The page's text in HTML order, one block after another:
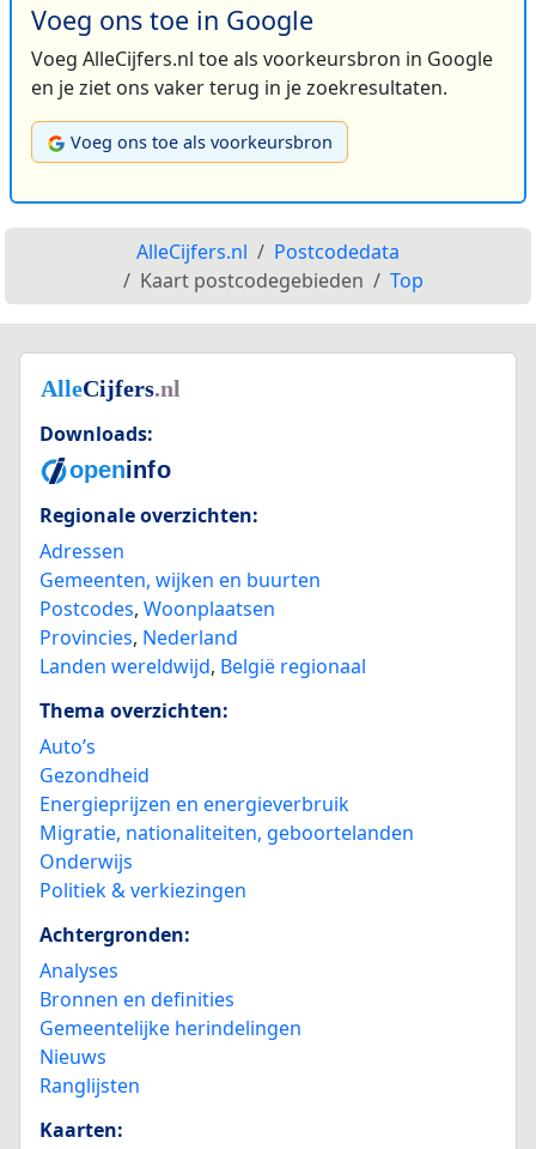
Voeg ons toe in Google
Voeg AlleCijfers.nl toe als voorkeursbron in Google
en je ziet ons vaker terug in je zoekresultaten.
Voeg ons toe als voorkeursbron
AlleCijfers.nl
Postcodedata
Kaart postcodegebieden
Top
Downloads:
Regionale overzichten:
Adressen
Gemeenten, wijken en buurten
Postcodes, Woonplaatsen
Provincies, Nederland
Landen wereldwijd, België regionaal
Thema overzichten:
Auto’s
Gezondheid
Energieprijzen en energieverbruik
Migratie, nationaliteiten, geboortelanden
Onderwijs
Politiek & verkiezingen
Achtergronden:
Analyses
Bronnen en definities
Gemeentelijke herindelingen
Nieuws
Ranglijsten
Kaarten: